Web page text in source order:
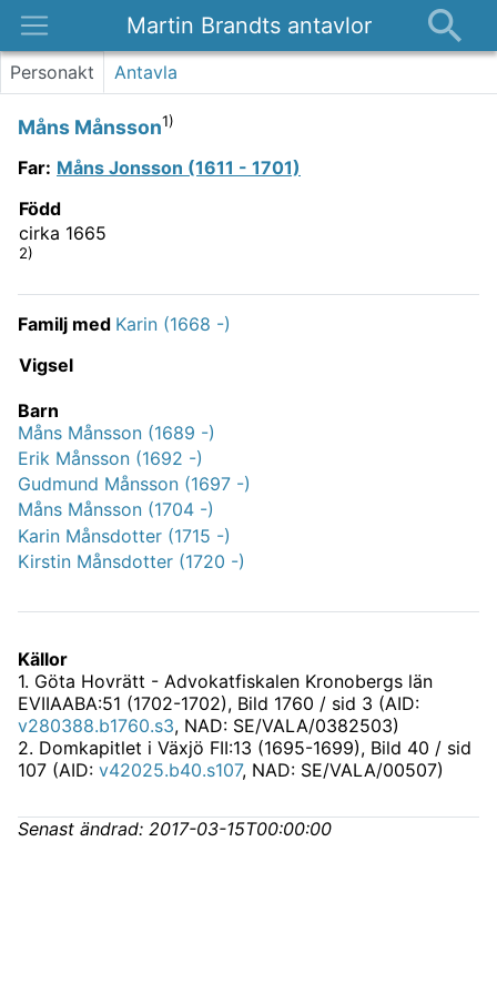
Martin Brandts antavlor
Platser
Om
Kontakt
Personakt Antavla
Måns Månsson1)
Far: Måns Jonsson (1611 - 1701)
Född
cirka 1665
2)
Familj med Karin (1668 -)
Vigsel
Barn
Måns Månsson (1689 -)
Erik Månsson (1692 -)
Gudmund Månsson (1697 -)
Måns Månsson (1704 -)
Karin Månsdotter (1715 -)
Kirstin Månsdotter (1720 -)
Källor
1. Göta Hovrätt - Advokatfiskalen Kronobergs län
EVIIAABA:51 (1702-1702), Bild 1760 / sid 3 (AID:
v280388.b1760.s3, NAD: SE/VALA/0382503)
2. Domkapitlet i Växjö FII:13 (1695-1699), Bild 40 / sid
107 (AID: v42025.b40.s107, NAD: SE/VALA/00507)
Senast ändrad: 2017-03-15T00:00:00